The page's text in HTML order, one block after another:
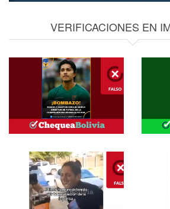
VERIFICACIONES EN